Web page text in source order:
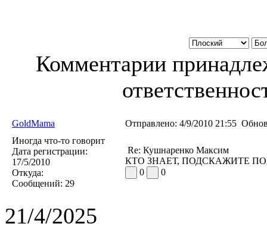
Комментарии
GoldMama Отправлено: 4/9/2010 21:55
Иногда что-то говорит
Дата регистрации:
17/5/2010
Откуда:
Сообщений: 29
Re: Кушнаренко Максим
КТО ЗНАЕТ, ПОДСКАЖИТЕ
0
0
21/4/2025